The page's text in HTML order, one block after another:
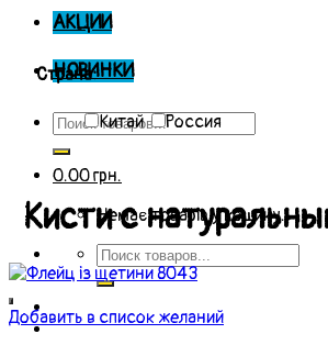
АКЦИИ
НОВИНКИ
0.00грн.
Немає товарів у кошику.
Страна:
Китай Россия
Кисти с
Добавить в список желаний